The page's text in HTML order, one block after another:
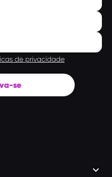
de privacidade
se
keyboard_arrow_down